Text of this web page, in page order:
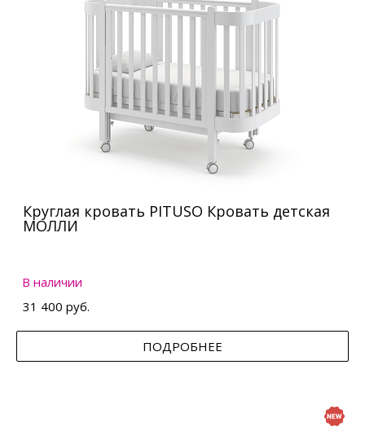
Круглая кровать PITUSO Кровать детская
МОЛЛИ
В наличии
31 400 руб.
ПОДРОБНЕЕ